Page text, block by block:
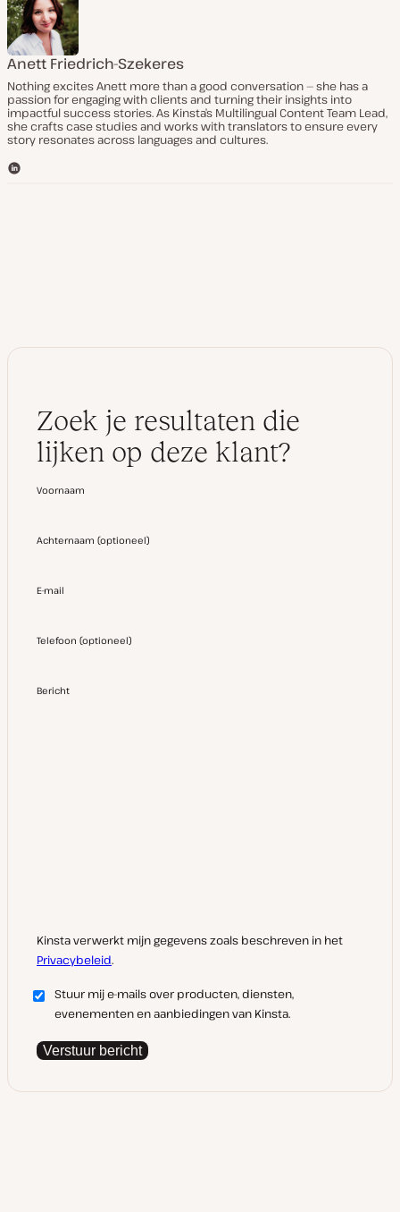
Anett Friedrich-Szekeres
Nothing excites Anett more than a good conversation — she has a
passion for engaging with clients and turning their insights into
impactful success stories. As Kinsta’s Multilingual Content Team Lead,
she crafts case studies and works with translators to ensure every
story resonates across languages and cultures.
L
Zoek je resultaten die
lijken op deze klant?
Voornaam
Achternaam (optioneel)
E-mail
Telefoon (optioneel)
Bericht
Kinsta verwerkt mijn gegevens zoals beschreven in het
Privacybeleid.
Stuur mij e-mails over producten, diensten,
evenementen en aanbiedingen van Kinsta.
Verstuur bericht